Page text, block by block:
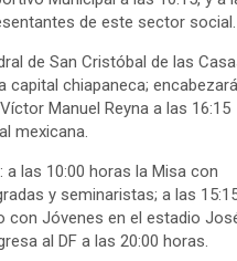
de este sector social.
de San Cristóbal de las
capital chiapaneca;
Manuel Reyna a las 16:15
mexicana.
a las 10:00 horas la Misa con
y seminaristas; a las
con Jóvenes en el estadio
al DF a las 20:00 horas.